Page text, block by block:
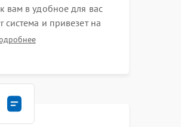
вам в удобное для вас
система и привезет на